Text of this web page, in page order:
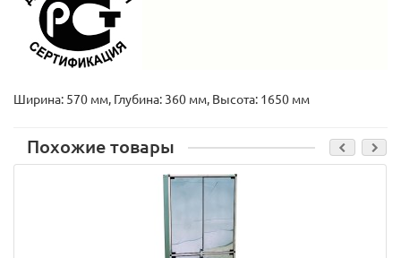
Ширина: 570 мм, Глубина: 360 мм, Высота: 1650 мм
Похожие товары